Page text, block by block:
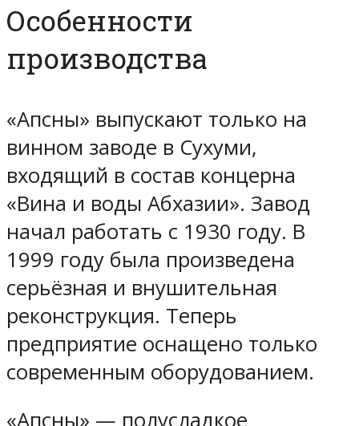
Особенности
производства
«Апсны» выпускают только на
винном заводе в Сухуми,
входящий в состав концерна
«Вина и воды Абхазии». Завод
начал работать с 1930 году. В
1999 году была произведена
серьёзная и внушительная
реконструкция. Теперь
предприятие оснащено только
современным оборудованием.
«Апсны» — полусладкое